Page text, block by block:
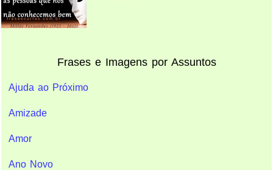
Frases e Imagens por Assuntos
Ajuda ao Próximo
Amizade
Amor
Ano Novo